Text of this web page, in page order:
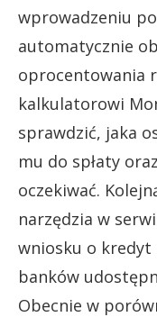
wprowadzeniu
automatycznie
oprocentowania
kalkulatorowi
sprawdzić, jaka
mu do spłaty
oczekiwać.
narzędzia w
wniosku o
banków
Obecnie w